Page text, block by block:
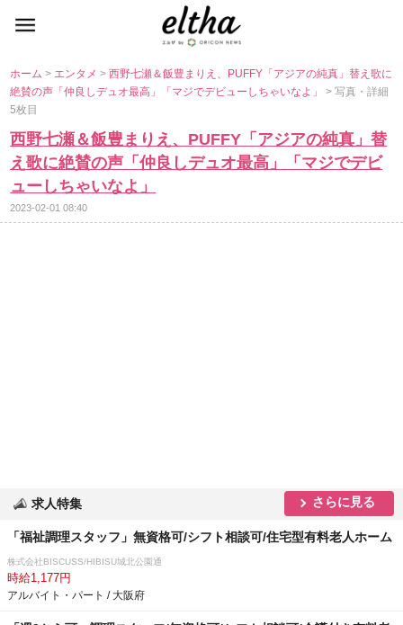
ホーム> エンタメ>西野七瀬＆飯豊まりえ、PUFFY「アジアの純真」替え歌に
絶賛の声「仲良しデュオ最高」「マジでデビューしちゃいなよ」> 写真・詳細
5枚目
西野七瀬＆飯豊まりえ、PUFFY「アジアの純真」替
え歌に絶賛の声「仲良しデュオ最高」「マジでデビ
ューしちゃいなよ」
2023-02-01 08:40
求人特集 さらに見る
「福祉調理スタッフ」無資格可/シフト相談可/住宅型有料老人ホーム
株式会社BISCUSS/HIBISU城北公園通
時給1,177円
アルバイト・パート / 大阪府